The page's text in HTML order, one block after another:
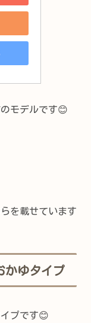
モデルです😊
を載せています
かゆタイプ
プです😊